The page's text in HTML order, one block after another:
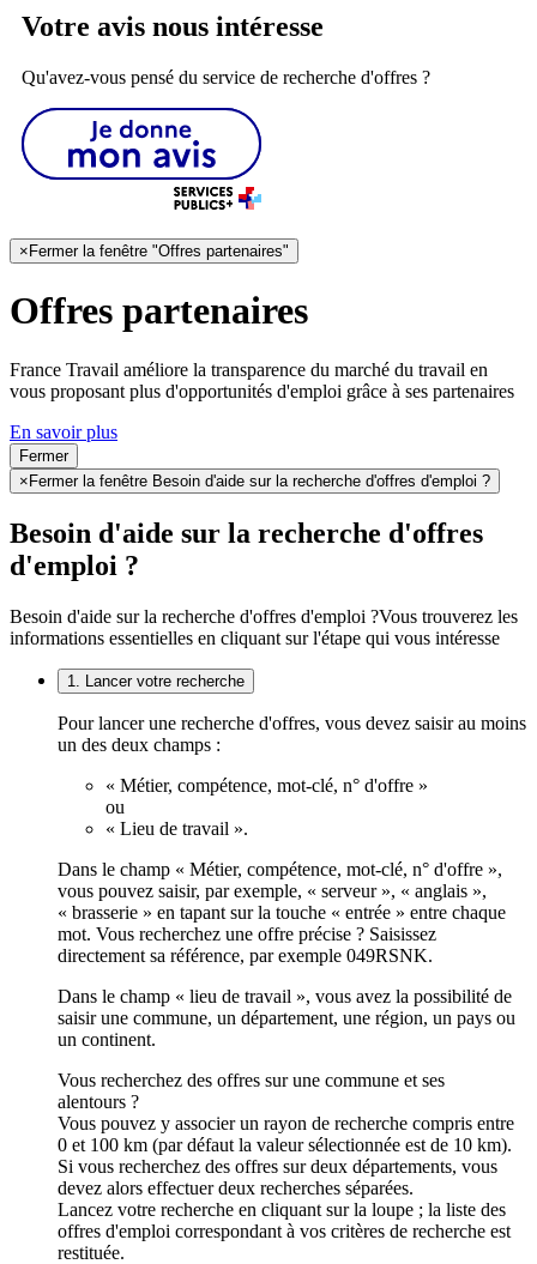
Votre avis nous intéresse
Qu'avez-vous pensé du service de recherche d'offres ?
× Fermer la fenêtre "Offres partenaires"
Offres partenaires
France Travail améliore la transparence du marché du travail en
vous proposant plus d'opportunités d'emploi grâce à ses partenaires
En savoir plus
Fermer
× Fermer la fenêtre Besoin d'aide sur la recherche d'offres d'emploi ?
Besoin d'aide sur la recherche d'offres
d'emploi ?
Besoin d'aide sur la recherche d'offres d'emploi ?Vous trouverez les
informations essentielles en cliquant sur l'étape qui vous intéresse
1. Lancer votre recherche
Pour lancer une recherche d'offres, vous devez saisir au moins
un des deux champs :
« Métier, compétence, mot-clé, n° d'offre »
ou
« Lieu de travail ».
Dans le champ « Métier, compétence, mot-clé, n° d'offre »,
vous pouvez saisir, par exemple, « serveur », « anglais »,
« brasserie » en tapant sur la touche « entrée » entre chaque
mot. Vous recherchez une offre précise ? Saisissez
directement sa référence, par exemple 049RSNK.
Dans le champ « lieu de travail », vous avez la possibilité de
saisir une commune, un département, une région, un pays ou
un continent.
Vous recherchez des offres sur une commune et ses
alentours ?
Vous pouvez y associer un rayon de recherche compris entre
0 et 100 km (par défaut la valeur sélectionnée est de 10 km).
Si vous recherchez des offres sur deux départements, vous
devez alors effectuer deux recherches séparées.
Lancez votre recherche en cliquant sur la loupe ; la liste des
offres d'emploi correspondant à vos critères de recherche est
restituée.